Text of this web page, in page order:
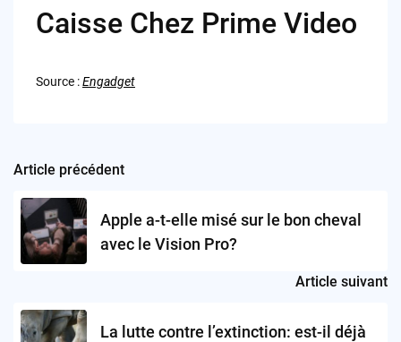
Caisse Chez Prime Video
Source :Engadget
Post
navigation
Article précédent
Apple a-t-elle misé sur le bon cheval
avec le Vision Pro?
Article suivant
La lutte contre l’extinction: est-il déjà